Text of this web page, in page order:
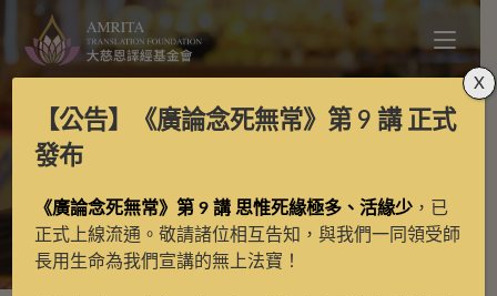
> 彩唐
【公告】 《廣論念死無常》第 9 講正式
發布
《廣論念死無常》第 9 講 思惟死緣極多、活緣少 ，已
正式上線流通。敬請諸位相互告知，與我們一同領受師
長用生命為我們宣講的無上法寶！
X